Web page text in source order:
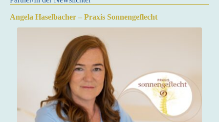
Angela Haselbacher – Praxis Sonnengeflecht